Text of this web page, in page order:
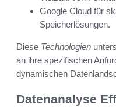
Google Cloud für
Speicherlösungen.
Diese Technologien
an ihre spezifischen
dynamischen
Datenanalyse